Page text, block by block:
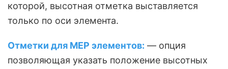
которой, высотная отметка выставляется
только по оси элемента.
Отметки для MEP элементов: — опция
позволяющая указать положение высотных